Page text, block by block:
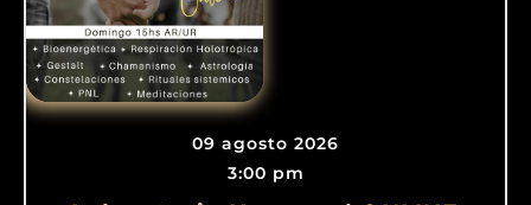
09 agosto 2026
3:00 pm